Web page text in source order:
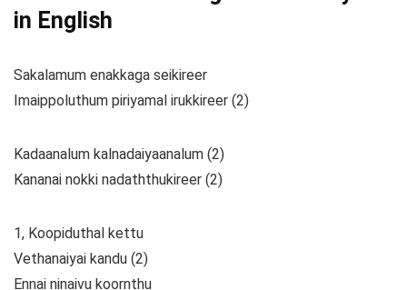
in English
Sakalamum enakkaga seikireer
Imaippoluthum piriyamal irukkireer (2)
Kadaanalum kalnadaiyaanalum (2)
Kananai nokki nadaththukireer (2)
1, Koopiduthal kettu
Vethanaiyai kandu (2)
Ennai ninaivu koornthu